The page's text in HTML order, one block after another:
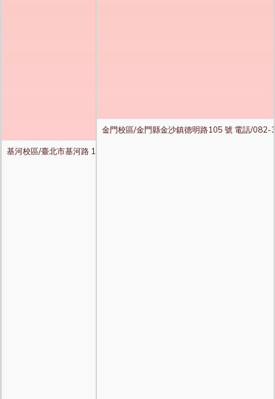
金門校區/金門縣金沙鎮德明路105 號 電話/
基河校區/臺北市基河路 130 號 3 樓 電話/02-2882-4564